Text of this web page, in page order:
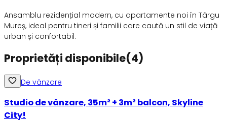
Ansamblu rezidențial modern, cu apartamente noi în Târgu
Mureș, ideal pentru tineri și familii care caută un stil de viață
urban și confortabil.
Proprietăți disponibile(4)
De vânzare
Studio de vânzare, 35m² + 3m² balcon, Skyline
City!